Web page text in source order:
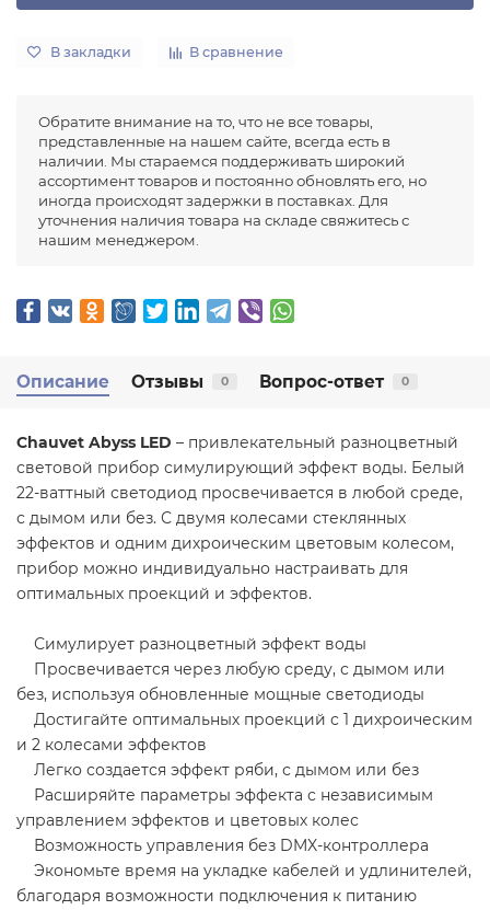
В закладки В сравнение
Обратите внимание на то, что не все товары,
представленные на нашем сайте, всегда есть в
наличии. Мы стараемся поддерживать широкий
ассортимент товаров и постоянно обновлять его, но
иногда происходят задержки в поставках. Для
уточнения наличия товара на складе свяжитесь с
нашим менеджером.
Описание Отзывы 0 Вопрос-ответ 0
Chauvet Abyss LED – привлекательный разноцветный
световой прибор симулирующий эффект воды. Белый
22-ваттный светодиод просвечивается в любой среде,
с дымом или без. С двумя колесами стеклянных
эффектов и одним дихроическим цветовым колесом,
прибор можно индивидуально настраивать для
оптимальных проекций и эффектов.
Симулирует разноцветный эффект воды
Просвечивается через любую среду, с дымом или
без, используя обновленные мощные светодиоды
Достигайте оптимальных проекций с 1 дихроическим
и 2 колесами эффектов
Легко создается эффект ряби, с дымом или без
Расширяйте параметры эффекта с независимым
управлением эффектов и цветовых колес
Возможность управления без DMX-контроллера
Экономьте время на укладке кабелей и удлинителей,
благодаря возможности подключения к питанию